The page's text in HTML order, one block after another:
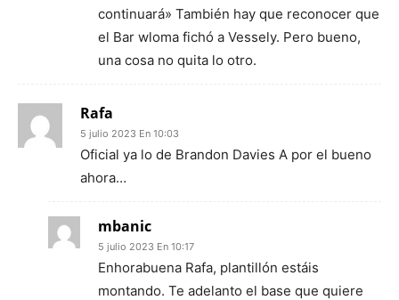
continuará» También hay que reconocer que
el Bar wloma fichó a Vessely. Pero bueno,
una cosa no quita lo otro.
Rafa
5 julio 2023 En 10:03
Oficial ya lo de Brandon Davies A por el bueno
ahora…
mbanic
5 julio 2023 En 10:17
Enhorabuena Rafa, plantillón estáis
montando. Te adelanto el base que quiere